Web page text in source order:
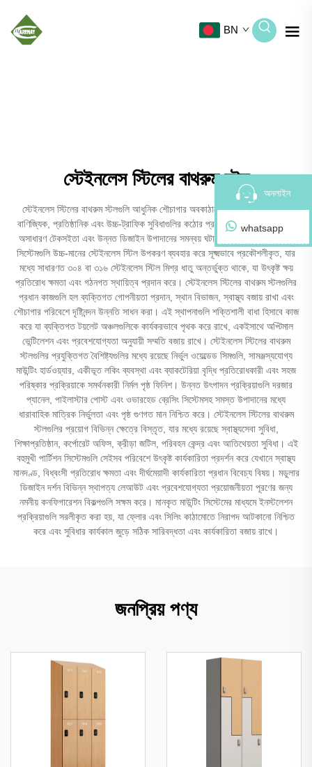
BN
স্টেইনলেস স্টিলের বাথরুম স্টল
স্টেইনলেস স্টিলের বাথরুম স্টলগুলি আধুনিক শৌচাগার অবকাঠামোর চূড়ান্ত উদাহরণ, যা
বাণিজ্যিক, প্রতিষ্ঠানিক এবং উচ্চ-ট্রাফিক সুবিধাগুলির কঠোর প্রয়োজনীয়তা পূরণ করে এমন
অসাধারণ টেকসইতা এবং উন্নত ডিজাইন উপাদানের সমন্বয় ঘটায়। এই প্রিমিয়াম পার্টিশন
সিস্টেমগুলি উচ্চ-মানের স্টেইনলেস স্টিল উপকরণ ব্যবহার করে সূক্ষ্মভাবে প্রকৌশলীকৃত, যার
মধ্যে সাধারণত ৩০৪ বা ৩১৬ স্টেইনলেস স্টিল মিশ্র ধাতু অন্তর্ভুক্ত থাকে, যা উৎকৃষ্ট ক্ষয়
প্রতিরোধ ক্ষমতা এবং গঠনগত স্থায়িত্ব প্রদান করে। স্টেইনলেস স্টিলের বাথরুম স্টলগুলির
প্রধান কাজগুলি হল ব্যক্তিগত গোপনীয়তা প্রদান, স্থান বিভাজন, স্বাস্থ্য বজায় রাখা এবং
শৌচাগার পরিবেশে দৃষ্টিনন্দন উন্নতি সাধন করা। এই স্থাপনাগুলি শক্তিশালী বাধা হিসাবে কাজ
করে যা ব্যক্তিগত টয়লেট অঞ্চলগুলিকে কার্যকরভাবে পৃথক করে রাখে, একইসাথে অপ্টিমাল
ভেন্টিলেশন এবং প্রবেশযোগ্যতা অনুযায়ী সম্মতি বজায় রাখে। স্টেইনলেস স্টিলের বাথরুম
স্টলগুলির প্রযুক্তিগত বৈশিষ্ট্যগুলির মধ্যে রয়েছে নির্ভুল ওয়েল্ডেড সিমগুলি, সামঞ্জস্যযোগ্য
মাউন্টিং হার্ডওয়্যার, একীভূত লকিং ব্যবস্থা এবং ব্যাকটেরিয়া বৃদ্ধি প্রতিরোধকারী এবং সহজ
পরিষ্কার প্রক্রিয়াকে সমর্থনকারী নির্মল পৃষ্ঠ ফিনিশ। উন্নত উৎপাদন প্রক্রিয়াগুলি দরজার
প্যানেল, পাইলাস্টার পোস্ট এবং ওভারহেড ব্রেসিং সিস্টেমসহ সমস্ত উপাদানের মধ্যে
ধারাবাহিক মাত্রিক নির্ভুলতা এবং পৃষ্ঠ গুণগত মান নিশ্চিত করে। স্টেইনলেস স্টিলের বাথরুম
স্টলগুলির প্রয়োগ বিভিন্ন ক্ষেত্রে বিস্তৃত, যার মধ্যে রয়েছে স্বাস্থ্যসেবা সুবিধা,
শিক্ষাপ্রতিষ্ঠান, কর্পোরেট অফিস, ক্রীড়া জটিল, পরিবহন কেন্দ্র এবং আতিথেয়তা সুবিধা। এই
বহুমুখী পার্টিশন সিস্টেমগুলি সেইসব পরিবেশে উৎকৃষ্ট কার্যকারিতা প্রদর্শন করে যেখানে স্বাস্থ্য
মানদণ্ড, বিধ্বংসী প্রতিরোধ ক্ষমতা এবং দীর্ঘমেয়াদী কার্যকারিতা প্রধান বিবেচ্য বিষয়। মডুলার
ডিজাইন দর্শন বিভিন্ন স্থাপত্য লেআউট এবং প্রবেশযোগ্যতা প্রয়োজনীয়তা পূরণের জন্য
নমনীয় কনফিগারেশন বিকল্পগুলি সক্ষম করে। মানকৃত মাউন্টিং সিস্টেমের মাধ্যমে ইনস্টলেশন
প্রক্রিয়াগুলি সরলীকৃত করা হয়, যা ফ্লোর এবং সিলিং কাঠামোতে নিরাপদ আটকানো নিশ্চিত
করে এবং সুবিধার কার্যকাল জুড়ে সঠিক সারিবদ্ধতা এবং কার্যকারিতা বজায় রাখে।
জনপ্রিয় পণ্য
অনলাইন
whatsapp